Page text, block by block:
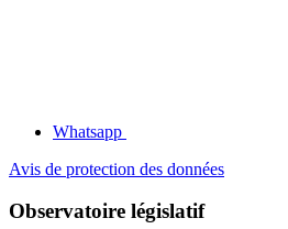
Whatsapp
Avis de protection des données
Observatoire législatif